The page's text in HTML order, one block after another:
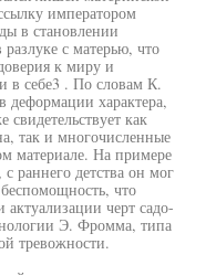
императором
в становлении
с матерью, что
к миру и
в себе3 . По словам К.
деформации характера,
как
так и многочисленные
материале. На примере
раннего детства он мог
что
черт садо-
Э. Фромма, типа
тревожности.